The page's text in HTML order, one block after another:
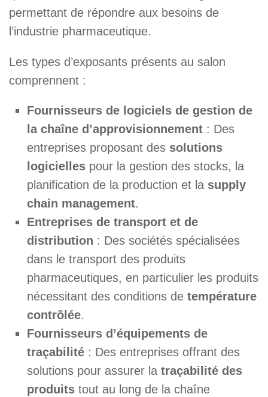
permettant de répondre aux besoins de
l’industrie pharmaceutique.
Les types d’exposants présents au salon
comprennent :
Fournisseurs de logiciels de gestion de
la chaîne d’approvisionnement : Des
entreprises proposant des solutions
logicielles pour la gestion des stocks, la
planification de la production et la supply
chain management.
Entreprises de transport et de
distribution : Des sociétés spécialisées
dans le transport des produits
pharmaceutiques, en particulier les produits
nécessitant des conditions de température
contrôlée.
Fournisseurs d’équipements de
traçabilité : Des entreprises offrant des
solutions pour assurer la traçabilité des
produits tout au long de la chaîne